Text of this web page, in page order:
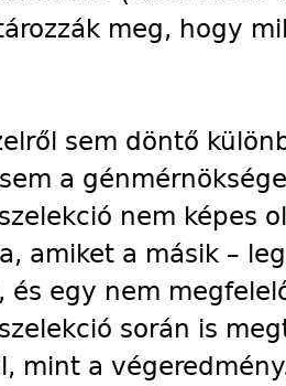
meg, hogy
sem döntő
a
nem képes
amiket a másik –
és egy nem
során is
mint a